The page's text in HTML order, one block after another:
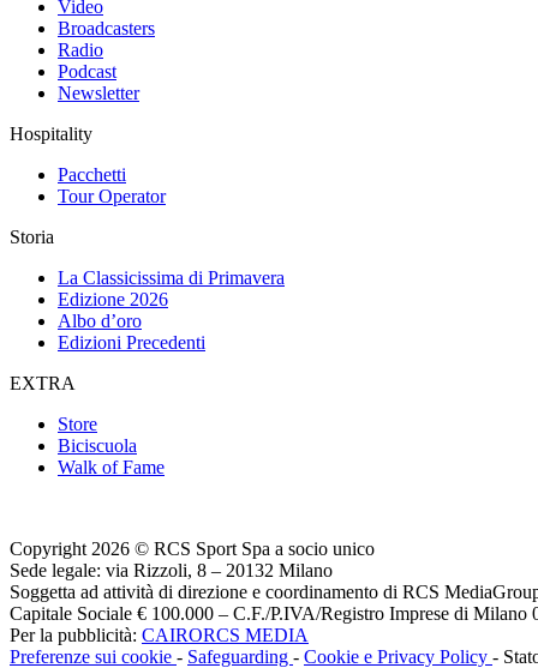
Video
Broadcasters
Radio
Podcast
Newsletter
Hospitality
Pacchetti
Tour Operator
Storia
La Classicissima di Primavera
Edizione 2026
Albo d’oro
Edizioni Precedenti
EXTRA
Store
Biciscuola
Walk of Fame
Copyright 2026 © RCS Sport Spa a socio unico
Sede legale: via Rizzoli, 8 – 20132 Milano
Soggetta ad attività di direzione e coordinamento di RCS
Capitale Sociale € 100.000 – C.F./P.IVA/Registro Imprese di
Per la pubblicità: CAIRORCS MEDIA
Preferenze sui cookie - Safeguarding - Cookie e Privacy Policy -